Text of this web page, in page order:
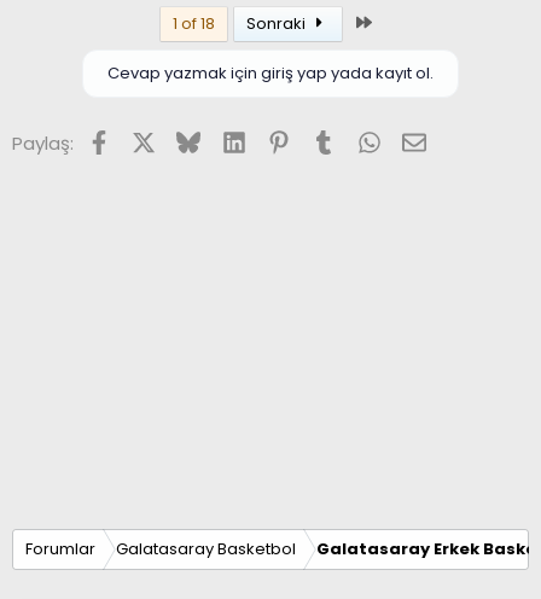
1 of 18 Sonraki
Cevap yazmak için giriş yap yada kayıt ol.
Paylaş: FacebookX (Twitter)
BlueskyLinkedInPinterest
TumblrWhatsApp
E-posta
Forumlar Galatasaray Basketbol Galatasaray Erkek